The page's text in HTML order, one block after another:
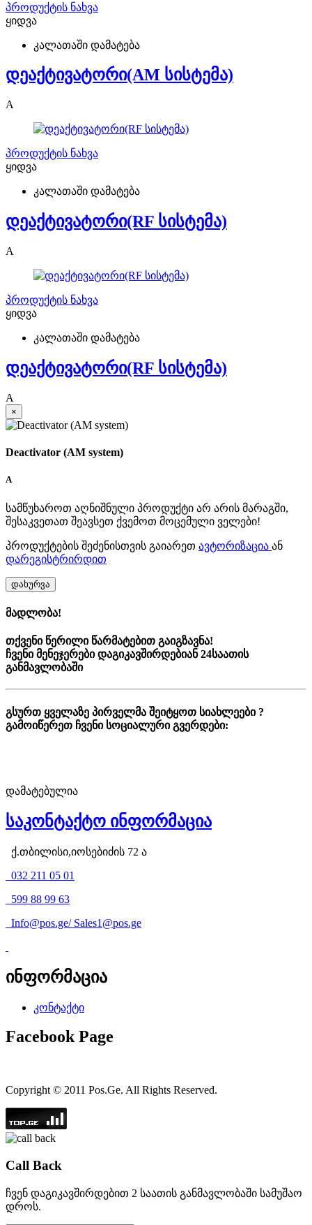
პროდუქტის ნახვა
ყიდვა
კალათაში დამატება
დეაქტივატორი(AM სისტემა)
A
პროდუქტის ნახვა
ყიდვა
კალათაში დამატება
დეაქტივატორი(RF სისტემა)
A
პროდუქტის ნახვა
ყიდვა
კალათაში დამატება
დეაქტივატორი(RF სისტემა)
A
×
Deactivator (AM system)
A
სამწუხაროთ აღნიშნული პროდუქტი არ არის მარაგში,
შესაკვეთათ შეავსეთ ქვემოთ მოცემული ველები!
პროდუქტების შეძენისთვის გაიარეთ ავტორიზაცია ან
დარეგისტრირდით
დახურვა
მადლობა!
თქვენი წერილი წარმატებით გაიგზავნა!
ჩვენი მენეჯერები დაგიკავშირდებიან 24საათის
განმავლობაში
გსურთ ყველაზე პირველმა შეიტყოთ სიახლეები ?
გამოიწერეთ ჩვენი სოციალური გვერდები:
დამატებულია
საკონტაქტო ინფორმაცია
ქ.თბილისი,იოსებიძის 72 ა
032 211 05 01
599 88 99 63
Info@pos.ge/ Sales1@pos.ge
ინფორმაცია
კონტაქტი
Facebook Page
Copyright © 2011 Pos.Ge. All Rights Reserved.
Call Back
ჩვენ დაგიკავშირდებით 2 საათის განმავლობაში სამუშაო
დროს.